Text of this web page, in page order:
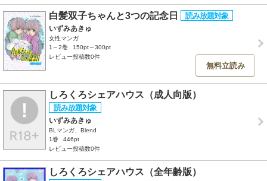
白髪双子ちゃんと3つの記念日
いずみあきゅ
女性マンガ
1～2巻
150pt～300pt
レビュー投稿数0件
無料立読み
しろくろシェアハウス（成人向版）
いずみあきゅ
BLマンガ、Blend
1巻
446pt
レビュー投稿数0件
しろくろシェアハウス（全年齢版）